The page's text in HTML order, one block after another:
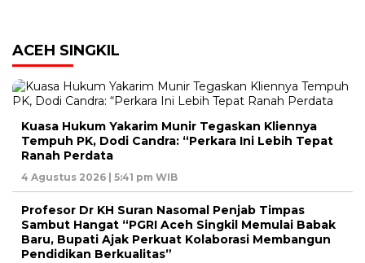
ACEH SINGKIL
Kuasa Hukum Yakarim Munir Tegaskan Kliennya
Tempuh PK, Dodi Candra: “Perkara Ini Lebih Tepat
Ranah Perdata
4 Agustus 2026 | 5:41 pm WIB
Profesor Dr KH Suran Nasomal Penjab Timpas
Sambut Hangat “PGRI Aceh Singkil Memulai Babak
Baru, Bupati Ajak Perkuat Kolaborasi Membangun
Pendidikan Berkualitas”